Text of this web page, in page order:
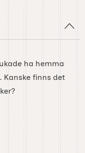
ha hemma
Kanske finns det